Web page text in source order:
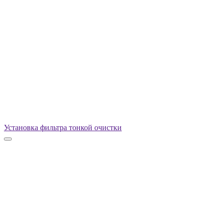
Установка фильтра тонкой очистки